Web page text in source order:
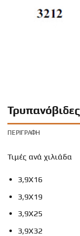
Τρυπανόβιδες
ΠΕΡΙΓΡΑΦΉ
Τιμές ανά χιλιάδα
3,9Χ16
3,9Χ19
3,9Χ25
3,9Χ32